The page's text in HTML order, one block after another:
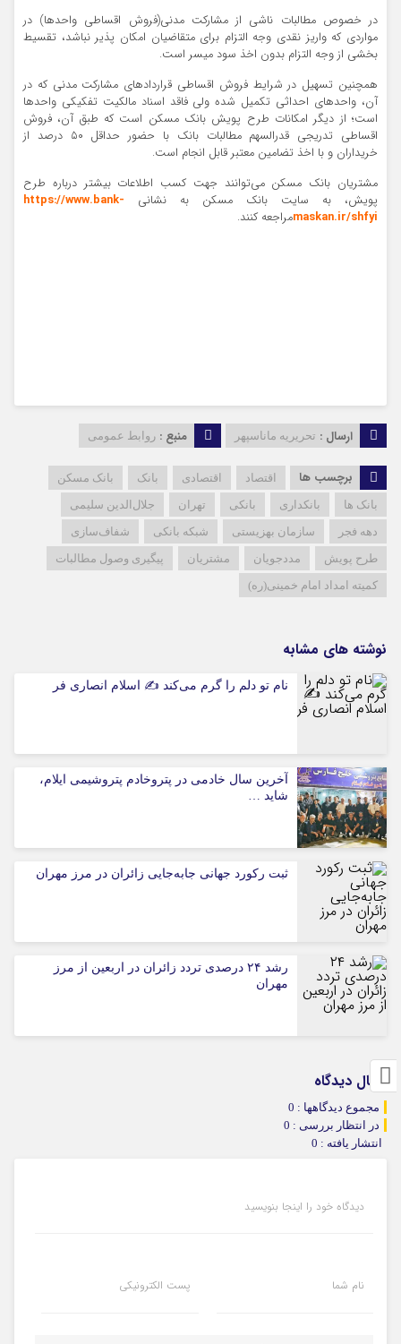
در خصوص مطالبات ناشی از مشارکت مدنی(فروش اقساطی واحدها) در
مواردی که واریز نقدی وجه التزام برای متقاضیان امکان پذیر نباشد، تقسیط
بخشی از وجه التزام بدون اخذ سود میسر است.
همچنین تسهیل در شرایط فروش اقساطی قراردادهای مشارکت مدنی که در
آن، واحدهای احداثی تکمیل شده ولی فاقد اسناد مالکیت تفکیکی واحدها
است؛ از دیگر امکانات طرح پویش بانک مسکن است که طبق آن، فروش
اقساطی تدریجی قدرالسهم مطالبات بانک با حضور حداقل ۵۰ درصد از
خریداران و با اخذ تضامین معتبر قابل انجام است.
مشتریان بانک مسکن می‌توانند جهت کسب اطلاعات بیشتر درباره طرح
پویش، به سایت بانک مسکن به نشانی
https://www.bank-
maskan.ir/shfyiمراجعه کنند.
ارسال : تحریریه ماناسپهر منبع : روابط عمومی
برچسب ها اقتصاد اقتصادی بانک
بانک مسکن
بانک ها
بانکداری بانکی تهران
جلال‌الدین سلیمی
دهه فجر
سازمان بهزیستی شبکه بانکی
شفاف‌سازی
طرح پویش
مددجویان مشتریان
پیگیری وصول مطالبات
کمیته امداد امام خمینی(ره)
نوشته های مشابه
نام تو دلم را گرم می‌کند ✍️ اسلام انصاری فر
آخرین سال خادمی در پتروخادم پتروشیمی ایلام،
شاید …
ثبت رکورد جهانی جابه‌جایی زائران در مرز مهران
رشد ۲۴ درصدی تردد زائران در اربعین از مرز
مهران
ارسال دیدگاه
مجموع دیدگاهها : 0
در انتظار بررسی : 0
انتشار یافته : 0
دیدگاه خود را اینجا بنویسید
نام شما پست الکترونیکی